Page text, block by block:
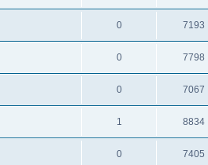
0 7193
0 7798
0 7067
1 8834
0 7405